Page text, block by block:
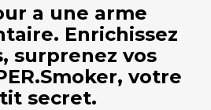
a une arme
Enrichissez
surprenez vos
votre
secret.